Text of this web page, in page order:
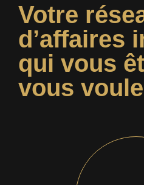
Votre
d’affaires
qui vous
vous